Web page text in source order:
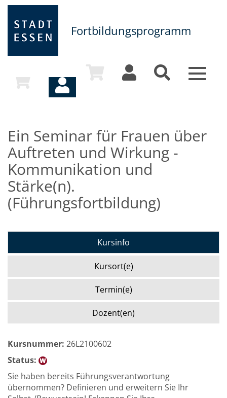
Fortbildungsprogramm
Toggle
Ein Seminar für Frauen über
Auftreten und Wirkung -
Kommunikation und
Stärke(n).
(Führungsfortbildung)
Kursinfo
Kursort(e)
Termin(e)
Dozent(en)
Kursnummer: 26L2100602
Status:
Sie haben bereits Führungsverantwortung
übernommen? Definieren und erweitern Sie Ihr